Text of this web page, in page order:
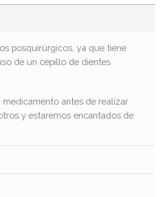
posquirúrgicos, ya que tiene
de un cepillo de dientes
antes de realizar
y estaremos encantados de